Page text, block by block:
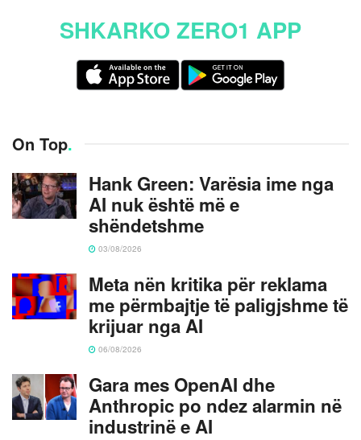
SHKARKO ZERO1 APP
On Top.
Hank Green: Varësia ime nga
AI nuk është më e
shëndetshme
03/08/2026
Meta nën kritika për reklama
me përmbajtje të paligjshme të
krijuar nga AI
06/08/2026
Gara mes OpenAI dhe
Anthropic po ndez alarmin në
industrinë e AI